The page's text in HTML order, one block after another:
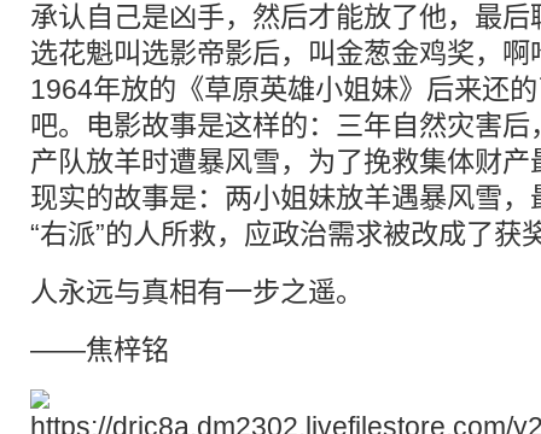
承认自己是凶手，然后才能放了他，最
选花魁叫选影帝影后，叫金葱金鸡奖，
1964年放的《草原英雄小姐妹》后来还
吧。电影故事是这样的：三年自然灾害
产队放羊时遭暴风雪，为了挽救集体财
现实的故事是：两小姐妹放羊遇暴风雪
“右派”的人所救，应政治需求被改成了获
人永远与真相有一步之遥。
——焦梓铭